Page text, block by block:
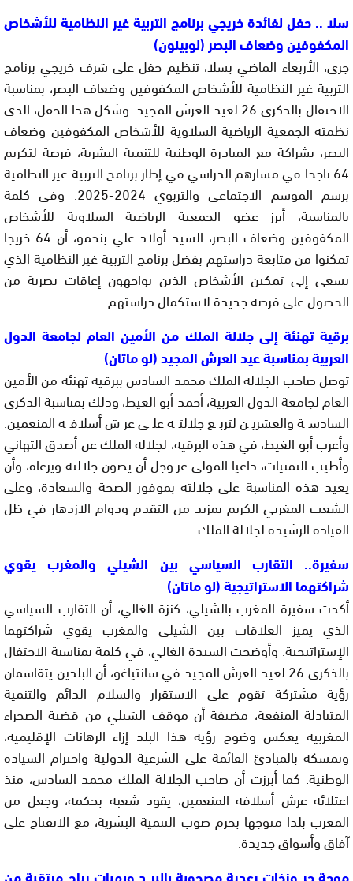
سلا .. حفل لفائدة خريجي برنامج التربية غير النظامية للأشخاص
المكفوفين وضعاف البصر (لوبينون)
جرى، الأربعاء الماضي بسلا، تنظيم حفل على شرف خريجي برنامج
التربية غير النظامية للأشخاص المكفوفين وضعاف البصر، بمناسبة
الاحتفال بالذكرى 26 لعيد العرش المجيد. وشكل هذا الحفل، الذي
نظمته الجمعية الرياضية السلاوية للأشخاص المكفوفين وضعاف
البصر، بشراكة مع المبادرة الوطنية للتنمية البشرية، فرصة لتكريم
64 ناجحا في مسارهم الدراسي في إطار برنامج التربية غير النظامية
برسم الموسم الاجتماعي والتربوي 2024-2025. وفي كلمة
بالمناسبة، أبرز عضو الجمعية الرياضية السلاوية للأشخاص
المكفوفين وضعاف البصر، السيد أولاد علي بنحمو، أن 64 خريجا
تمكنوا من متابعة دراستهم بفضل برنامج التربية غير النظامية الذي
يسعى إلى تمكين الأشخاص الذين يواجهون إعاقات بصرية من
الحصول على فرصة جديدة لاستكمال دراستهم.
برقية تهنئة إلى جلالة الملك من الأمين العام لجامعة الدول
العربية بمناسبة عيد العرش المجيد (لو ماتان)
توصل صاحب الجلالة الملك محمد السادس ببرقية تهنئة من الأمين
العام لجامعة الدول العربية، أحمد أبو الغيط، وذلك بمناسبة الذكرى
السادسة والعشرين لتربع جلالته على عرش أسلافه المنعمين.
وأعرب أبو الغيط، في هذه البرقية، لجلالة الملك عن أصدق التهاني
وأطيب التمنيات، داعيا المولى عز وجل أن يصون جلالته ويرعاه، وأن
يعيد هذه المناسبة على جلالته بموفور الصحة والسعادة، وعلى
الشعب المغربي الكريم بمزيد من التقدم ودوام الازدهار في ظل
القيادة الرشيدة لجلالة الملك.
سفيرة.. التقارب السياسي بين الشيلي والمغرب يقوي
شراكتهما الاستراتيجية (لو ماتان)
أكدت سفيرة المغرب بالشيلي، كنزة الغالي، أن التقارب السياسي
الذي يميز العلاقات بين الشيلي والمغرب يقوي شراكتهما
الإستراتيجية. وأوضحت السيدة الغالي، في كلمة بمناسبة الاحتفال
بالذكرى 26 لعيد العرش المجيد في سانتياغو، أن البلدين يتقاسمان
رؤية مشتركة تقوم على الاستقرار والسلام الدائم والتنمية
المتبادلة المنفعة، مضيفة أن موقف الشيلي من قضية الصحراء
المغربية يعكس وضوح رؤية هذا البلد إزاء الرهانات الإقليمية،
وتمسكه بالمبادئ القائمة على الشرعية الدولية واحترام السيادة
الوطنية. كما أبرزت أن صاحب الجلالة الملك محمد السادس، منذ
اعتلائه عرش أسلافه المنعمين، يقود شعبه بحكمة، وجعل من
المغرب بلدا متوجها بحزم صوب التنمية البشرية، مع الانفتاح على
آفاق وأسواق جديدة.